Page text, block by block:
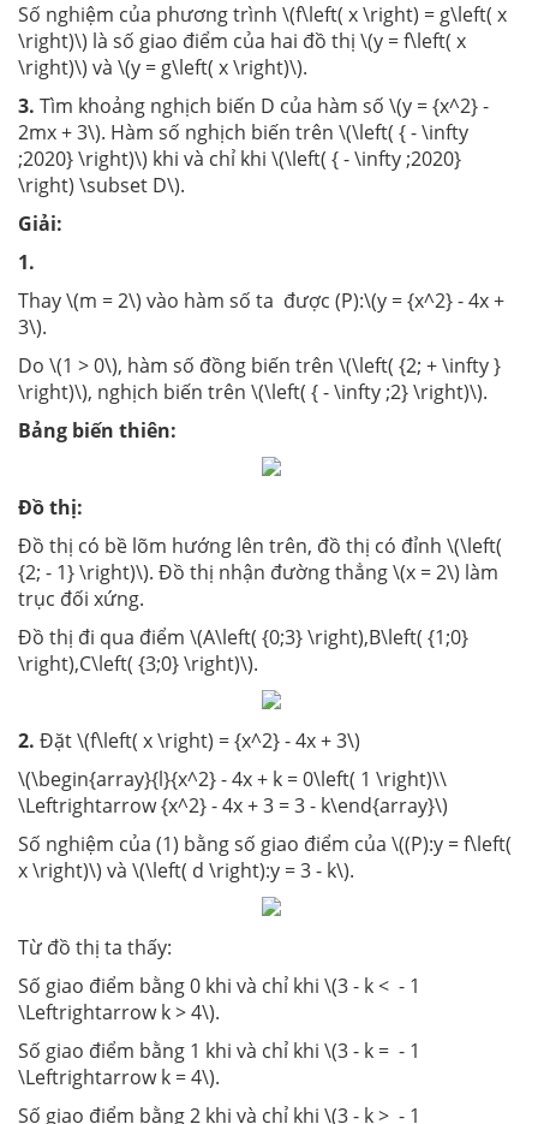
Số nghiệm của phương trình \(f\left( x \right) = g\left( x
\right)\) là số giao điểm của hai đồ thị \(y = f\left( x
\right)\) và \(y = g\left( x \right)\).
3. Tìm khoảng nghịch biến D của hàm số \(y = {x^2} -
2mx + 3\). Hàm số nghịch biến trên \(\left( { - \infty
;2020} \right)\) khi và chỉ khi \(\left( { - \infty ;2020}
\right) \subset D\).
Giải:
1.
Thay \(m = 2\) vào hàm số ta được (P):\(y = {x^2} - 4x +
3\).
Do \(1 > 0\), hàm số đồng biến trên \(\left( {2; + \infty }
\right)\), nghịch biến trên \(\left( { - \infty ;2} \right)\).
Bảng biến thiên:
Đồ thị:
Đồ thị có bề lõm hướng lên trên, đồ thị có đỉnh \(\left(
{2; - 1} \right)\). Đồ thị nhận đường thẳng \(x = 2\) làm
trục đối xứng.
Đồ thị đi qua điểm \(A\left( {0;3} \right),B\left( {1;0}
\right),C\left( {3;0} \right)\).
2. Đặt \(f\left( x \right) = {x^2} - 4x + 3\)
\(\begin{array}{l}{x^2} - 4x + k = 0\left( 1 \right)\\
\Leftrightarrow {x^2} - 4x + 3 = 3 - k\end{array}\)
Số nghiệm của (1) bằng số giao điểm của \((P):y = f\left(
x \right)\) và \(\left( d \right):y = 3 - k\).
Từ đồ thị ta thấy:
Số giao điểm bằng 0 khi và chỉ khi \(3 - k < - 1
\Leftrightarrow k > 4\).
Số giao điểm bằng 1 khi và chỉ khi \(3 - k = - 1
\Leftrightarrow k = 4\).
Số giao điểm bằng 2 khi và chỉ khi \(3 - k > - 1